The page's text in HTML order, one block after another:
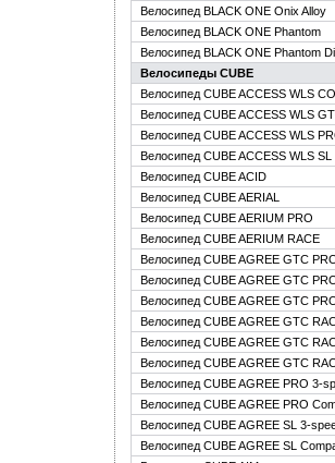
Велосипед BLACK ONE Onix Alloy
Велосипед BLACK ONE Phantom
Велосипед BLACK ONE Phantom
Велосипеды CUBE
Велосипед CUBE ACCESS WLS
Велосипед CUBE ACCESS WLS
Велосипед CUBE ACCESS WLS
Велосипед CUBE ACCESS WLS SL
Велосипед CUBE ACID
Велосипед CUBE AERIAL
Велосипед CUBE AERIUM PRO
Велосипед CUBE AERIUM RACE
Велосипед CUBE AGREE GTC
Велосипед CUBE AGREE GTC
Велосипед CUBE AGREE GTC
Велосипед CUBE AGREE GTC
Велосипед CUBE AGREE GTC
Велосипед CUBE AGREE GTC
Велосипед CUBE AGREE PRO 3-
Велосипед CUBE AGREE PRO
Велосипед CUBE AGREE SL 3-
Велосипед CUBE AGREE SL